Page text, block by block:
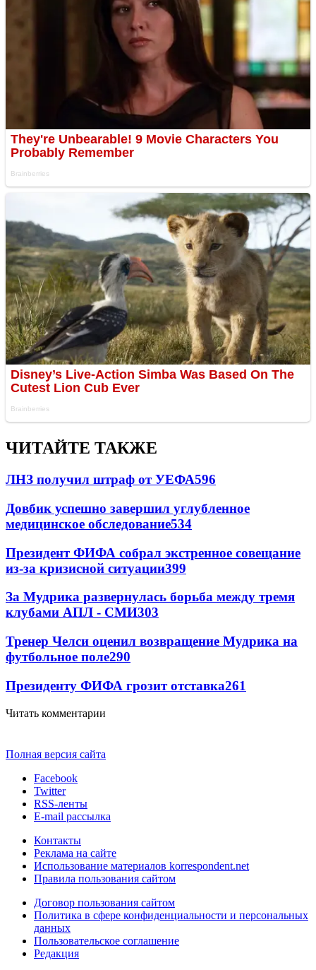
ЧИТАЙТЕ ТАКЖЕ
ЛНЗ получил штраф от УЕФА596
Довбик успешно завершил углубленное
медицинское обследование534
Президент ФИФА собрал экстренное совещание
из-за кризисной ситуации399
За Мудрика развернулась борьба между тремя
клубами АПЛ - СМИ303
Тренер Челси оценил возвращение Мудрика на
футбольное поле290
Президенту ФИФА грозит отставка261
Читать комментарии
Полная версия сайта
Facebook
Twitter
RSS-ленты
E-mail рассылка
Контакты
Реклама на сайте
Использование материалов korrespondent.net
Правила пользования сайтом
Договор пользования сайтом
Политика в сфере конфиденциальности и персональных
данных
Пользовательское соглашение
Редакция